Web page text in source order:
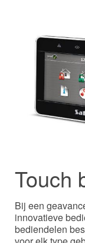
Touch
Bij een
innovatieve
bediendelen